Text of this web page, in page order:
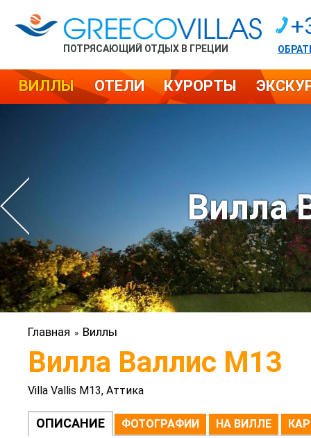
ПОТРЯСАЮЩИЙ ОТДЫХ В ГРЕЦИИ
ВИЛЛЫ ОТЕЛИ КУРОРТЫ
Вилла
Главная » Виллы
Вилла Валлис M13
Villa Vallis M13, Аттика
ОПИСАНИЕ ФОТОГРАФИИ НА ВИЛЛЕ